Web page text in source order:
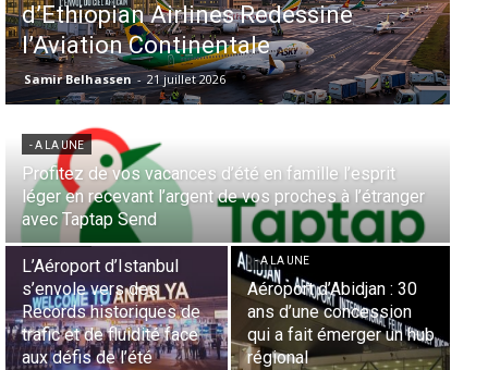
dans 339 projets, Los Angeles et
Miami en tête
Samir Belhassen - 6 août 2026
- A LA UNE
Aérien & Stratégie : Comment Royal Air Maroc fait de
la diaspora européenne le moteur de son hub de
Casablanca
- A LA UNE
Sécurité des frontières
aériennes en Afrique :
L’appel urgent à
l’harmonisation globale
- A LA UNE
Nominations : Sadri
Essid à la tête de la
Représentation d’Air
France en Tunisie et
Lionel Rault aux
commandes de la région
ANSCO